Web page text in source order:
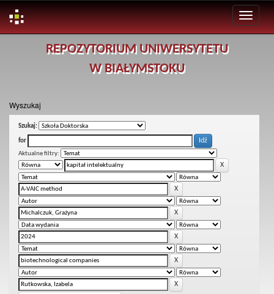
REPOZYTORIUM UNIWERSYTETU
W BIAŁYMSTOKU
Wyszukaj
Szukaj:
for
Aktualne filtry: